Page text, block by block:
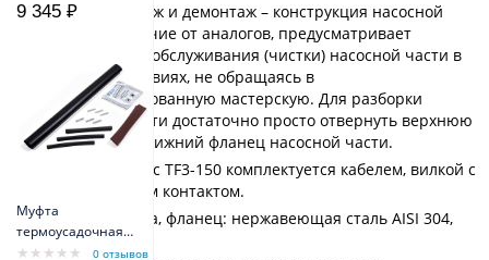
9 345 ₽
Муфта
термоусадочная
МТК 3x1,5 мм -
0 отзывов
Легкий монтаж и демонтаж – конструкция насосной
части, в отличие от аналогов, предусматривает
возможность обслуживания (чистки) насосной части в
бытовых условиях, не обращаясь в
специализированную мастерскую. Для разборки
насосной части достаточно просто отвернуть верхнюю
крышку или нижний фланец насосной части.
Насос Беламос TF3-150 комплектуется кабелем, вилкой с
заземляющим контактом.
Корпус насоса, фланец: нержавеющая сталь AISI 304,
латунь.